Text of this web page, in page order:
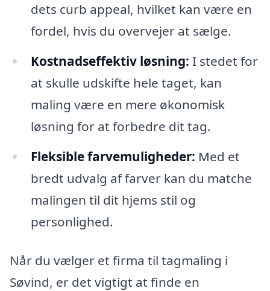
dets curb appeal, hvilket kan være en
fordel, hvis du overvejer at sælge.
Kostnadseffektiv løsning: I stedet for
at skulle udskifte hele taget, kan
maling være en mere økonomisk
løsning for at forbedre dit tag.
Fleksible farvemuligheder: Med et
bredt udvalg af farver kan du matche
malingen til dit hjems stil og
personlighed.
Når du vælger et firma til tagmaling i
Søvind, er det vigtigt at finde en